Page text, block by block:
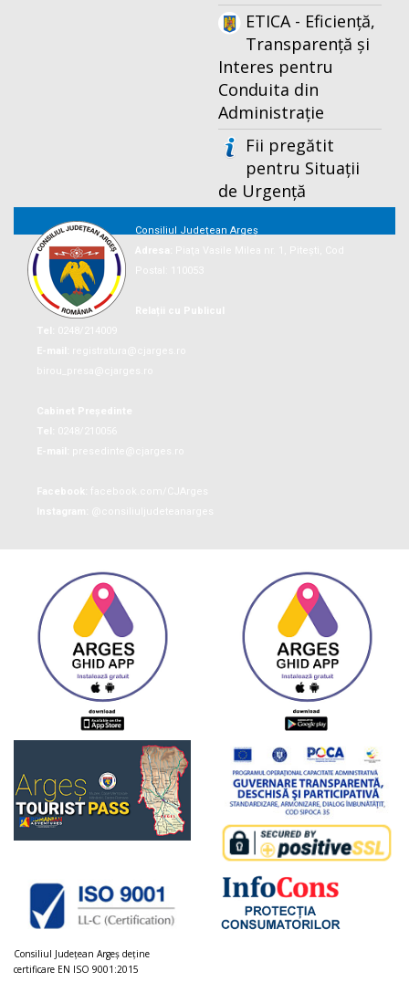
ETICA - Eficiență,
Transparență și
Interes pentru
Conduita din
Administrație
Fii pregătit
pentru Situații
de Urgență
Consiliul Județean Argeș
Consiliul Judeţean Argeș deţine
certificare EN ISO 9001:2015